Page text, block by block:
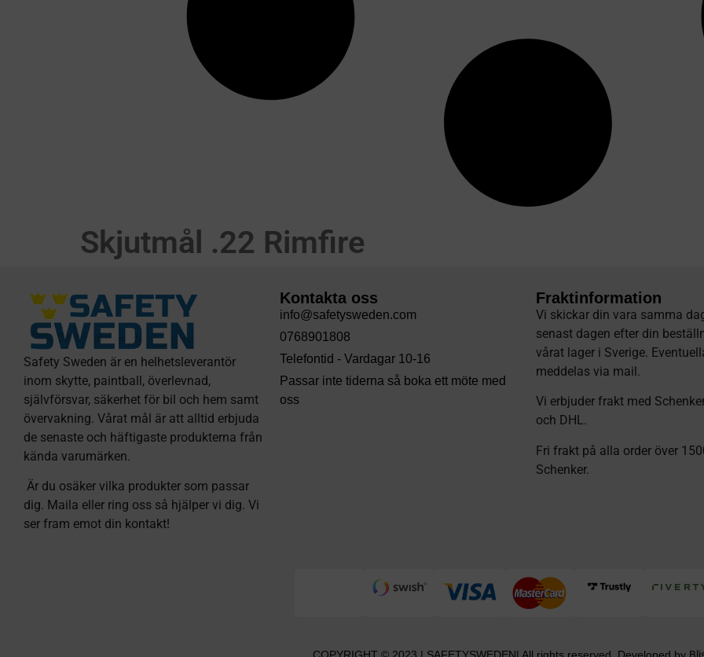
Skjutmål .22 Rimfire
Safety Sweden är en helhetsleverantör
inom skytte, paintball, överlevnad,
självförsvar, säkerhet för bil och hem samt
övervakning. Vårat mål är att alltid erbjuda
de senaste och häftigaste produkterna från
kända varumärken.
Är du osäker vilka produkter som passar
dig. Maila eller ring oss så hjälper vi dig. Vi
ser fram emot din kontakt!
Kontakta oss
info@safetysweden.com
0768901808
Telefontid - Vardagar 10-16
Passar inte tiderna så boka ett möte med
oss
Fraktinformation
Vi skickar din vara samma
senast dagen efter din
vårat lager i Sverige.
meddelas via mail.
Vi erbjuder frakt med
och DHL.
Fri frakt på alla order över
Schenker.